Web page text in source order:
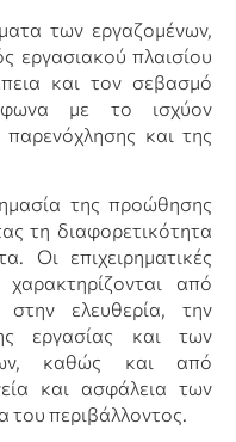
των εργαζομένων,
εργασιακού πλαισίου
και τον σεβασμό
με το ισχύον
και της
της προώθησης
τη διαφορετικότητα
Οι επιχειρηματικές
από
ελευθερία, την
εργασίας και των
καθώς και από
και ασφάλεια των
του περιβάλλοντος.